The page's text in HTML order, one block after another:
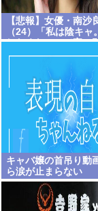
【悲報】女優・南沙
（24）「私は陰キャ
したくないので家に
ってPCでアニメを
い」・・・・・・・
キャバ嬢の首吊り動
ら涙が止まらない